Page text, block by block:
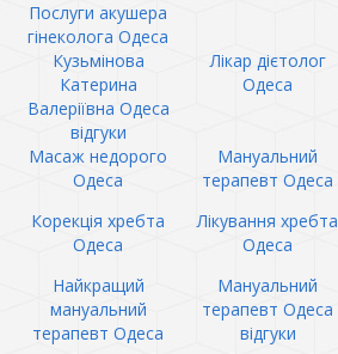
Послуги акушера
гінеколога Одеса
Кузьмінова
Катерина
Валеріївна Одеса
відгуки
Лікар дієтолог
Одеса
Масаж недорого
Одеса
Мануальний
терапевт Одеса
Корекція хребта
Одеса
Лікування хребта
Одеса
Найкращий
мануальний
терапевт Одеса
Мануальний
терапевт Одеса
відгуки